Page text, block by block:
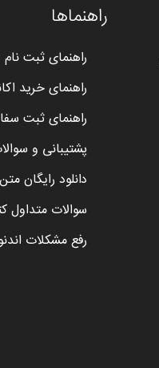
راهنماها
راهنمای ثبت
راهنمای خرید
راهنمای ثبت
پشتیبانی و
دانلود رایگان
سوالات متداول
رفع مشکلات